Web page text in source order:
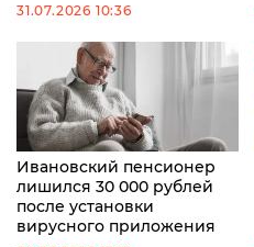
31.07.2026 10:36
Ивановский пенсионер
лишился 30 000 рублей
после установки
вирусного приложения